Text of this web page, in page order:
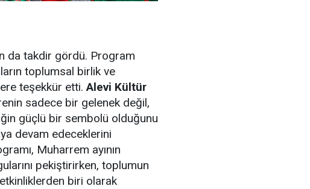
da takdir gördü. Program
toplumsal birlik ve
teşekkür etti. Alevi Kültür
sadece bir gelenek değil,
güçlü bir sembolü olduğunu
devam edeceklerini
Muharrem ayının
pekiştirirken, toplumun
biri olarak